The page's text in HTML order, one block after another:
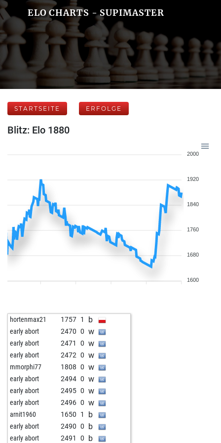
ELO CHARTS - SUPIMASTER
STARTSEITE ERFOLGE
Blitz: Elo 1880
2000
1920
1840
1760
1680
1600
hortenmax21 1757 1 b
early abort 2470 0 w
early abort 2471 0 w
early abort 2472 0 w
mmorphi77 1808 0 w
early abort 2494 0 w
early abort 2495 0 w
early abort 2496 0 w
arnit1960 1650 1 b
early abort 2490 0 b
early abort 2491 0 b